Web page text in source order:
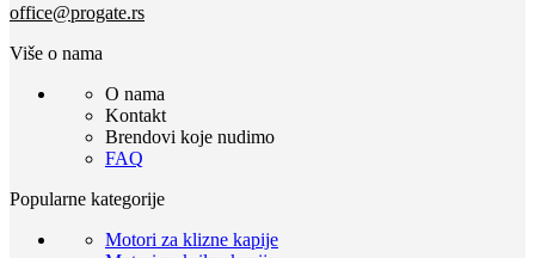
office@progate.rs
Više o nama
O nama
Kontakt
Brendovi koje nudimo
FAQ
Popularne kategorije
Motori za klizne kapije